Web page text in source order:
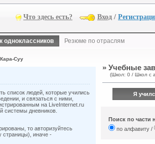
Что здесь есть? Вход /
одноклассников Резюме по отраслям
Кара-Суу
список людей, которые учились
и связаться с ними,
на LiveInternet.ru
системы дневников.
то авторизуйтесь
страницы), иначе -
» Учебные
(Школ: 0 / Школ с
Я
Поиск по части
по алфавиту /